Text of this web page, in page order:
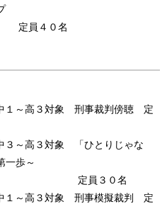
名
１～高３対象 刑事裁判傍聴 定
３～高３対象 「ひとりじゃな
一歩～
０名
１～高３対象 刑事模擬裁判 定